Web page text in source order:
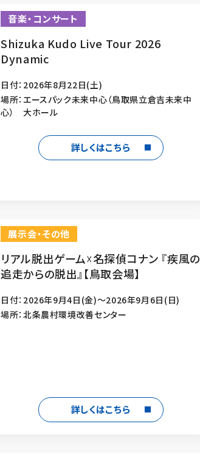
音楽・コンサート
Shizuka Kudo Live Tour 2026
Dynamic
日付：2026年8月22日(土)
場所：エースパック未来中心（鳥取県立倉吉未来中
心） 大ホール
詳しくはこちら
展示会・その他
リアル脱出ゲーム☓名探偵コナン 『疾風の
追走からの脱出』【鳥取会場】
日付：2026年9月4日(金)～2026年9月6日(日)
場所：北条農村環境改善センター
詳しくはこちら